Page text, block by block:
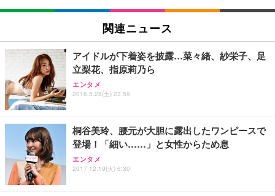
SIHOO B100 オフィスチェア／デスクチェア メッシ
ュチェア 人間工学 疲れない ブラック
￥27,999
Sezlife オフィスチェア デスクチェア 疲れない テレ
ワーク チェア 強化バックレスト 30度ロッキング機
能 人間工学 椅子 腰サポート 90度跳ね上げ式アーム
ョン PCチェア 通気性メッシュ ゲーミング/勉強/事
務用 おしゃれ パソコンチェア (ブラック)
Sezlife オフィスチェア デスクチェア 疲れない テレ
ワーク チェア 強化バックレスト 30度ロッキング機
能 人間工学 椅子 腰サポート 90度跳ね上げ式アーム
EIZO ビジネス向けプレミアムモニター | FlexScan
￥109,572
【純正品】27"ゲーミングモニター DualSense 充電
フック付き（CFI-ZDM1J）
【整備済み品】Dell E2724HS 27インチ 液晶モニタ
ー フルHD（1920×1080）VA 非光沢 HDMI/DisplayP
ort/VGA スピーカー内蔵 高さ調整 スイベル VESA対
Amazonベーシック ペットシーツ 厚型 ワイド 42枚
x2袋(84枚) ホワイト(吸収面:ライトブルー)
￥3,234
ネオ・ルーライフ ネオ・オムツ L 中型犬用 26枚入
り 単品
Smart Basic(スマートベーシック) 【Amazon.co.jp
限定】 Smart Basic アイリスオーヤマ ペットシーツ
超厚型 お徳用 ワイド 100枚入 (x 1) (ケース販売)
関連ニュース
アイドルが下着姿を披露…菜々緒、紗栄子、足
立梨花、指原莉乃ら
エンタメ
2016.5.28(土) 23:59
桐谷美玲、腰元が大胆に露出したワンピースで
登場！「細い……」と女性からため息
エンタメ
2017.12.19(火) 6:30